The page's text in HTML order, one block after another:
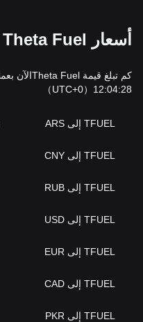
أسعار Theta Fuel العالمية
12:04:28
（UTC+0）
TFUEL إلى ARS
TFUEL إلى CNY
TFUEL إلى RUB
TFUEL إلى USD
TFUEL إلى EUR
TFUEL إلى CAD
TFUEL إلى PKR